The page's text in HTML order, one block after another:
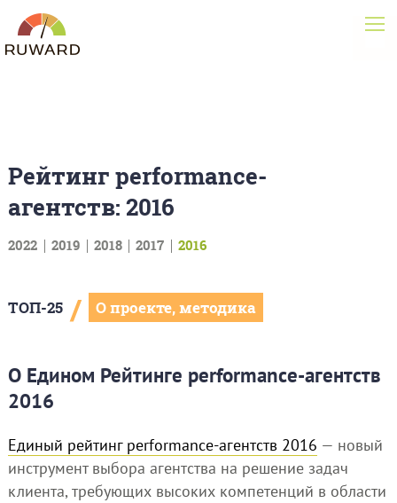
Рейтинг performance-
агентств: 2016
2022 2019 2018 2017 2016
ТОП-25 / О проекте, методика
О Едином Рейтинге performance-агентств
2016
Единый рейтинг performance-агентств 2016 — новый
инструмент выбора агентства на решение задач
клиента, требующих высоких компетенций в области